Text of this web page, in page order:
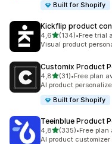
Built for Shopify
Kickflip product
4,6av 5 stjerner
(134)
Totalt 134 omtaler
•Free trial
Visual product
Customix Product
4,8av 5 stjerner
(31)
Totalt 31 omtaler
•Free plan
AI product
Built for Shopify
Teeinblue Product
4,8av 5 stjerner
(335)
Totalt 335 omtaler
•Free plan
AI product